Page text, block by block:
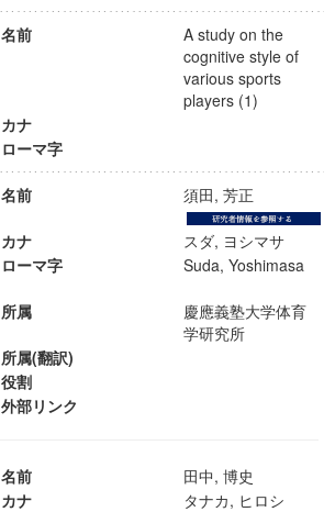
名前
A study on the
cognitive style of
various sports
players (1)
カナ
ローマ字
名前 須田, 芳正
カナ
スダ, ヨシマサ
ローマ字
Suda, Yoshimasa
所属
慶應義塾大学体育
学研究所
所属(翻訳)
役割
外部リンク
名前
田中, 博史
カナ
タナカ, ヒロシ